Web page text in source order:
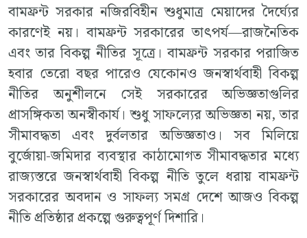
বামফ্রন্ট সরকার নজিরবিহীন শুধুমাত্র মেয়াদের দৈর্ঘ্যের
কারণেই নয়। বামফ্রন্ট সরকারের তাৎপর্য—রাজনৈতিক
এবং তার বিকল্প নীতির সূত্রে। বামফ্রন্ট সরকার পরাজিত
হবার তেরো বছর পারেও যেকোনও জনস্বার্থবাহী বিকল্প
নীতির অনুশীলনে সেই সরকারের অভিজ্ঞতাগুলির
প্রাসঙ্গিকতা অনস্বীকার্য। শুধু সাফল্যের অভিজ্ঞতা নয়, তার
সীমাবদ্ধতা এবং দুর্বলতার অভিজ্ঞতাও। সব মিলিয়ে
বুর্জোয়া-জমিদার ব্যবস্থার কাঠামোগত সীমাবদ্ধতার মধ্যে
রাজ্যস্তরে জনস্বার্থবাহী বিকল্প নীতি তুলে ধরায় বামফ্রন্ট
সরকারের অবদান ও সাফল্য সমগ্র দেশে আজও বিকল্প
নীতি প্রতিষ্ঠার প্রকল্পে গুরুত্বপূর্ণ দিশারি।